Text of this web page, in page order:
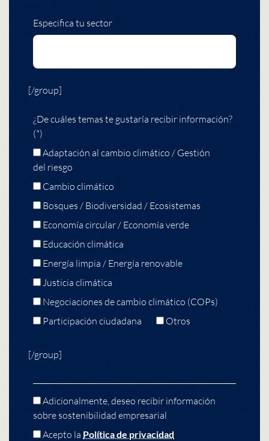
Especifica tu sector
[/group]
¿De cuáles temas te gustaría recibir información?
(*)
Adaptación al cambio climático / Gestión
del riesgo
Cambio climático
Bosques / Biodiversidad / Ecosistemas
Economía circular / Economía verde
Educación climática
Energía limpia / Energía renovable
Justicia climática
Negociaciones de cambio climático (COPs)
Participación ciudadana
Otros
[/group]
Adicionalmente, deseo recibir información
sobre sostenibilidad empresarial
Acepto la Política de privacidad